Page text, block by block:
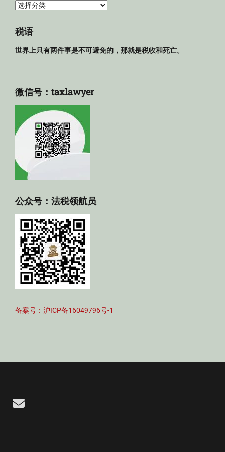
法
库
税语
世界上只有两件事是不可避免的，那就是税收和死亡。
微信号：taxlawyer
公众号：法税领航员
备案号：沪ICP备16049796号-1
Email